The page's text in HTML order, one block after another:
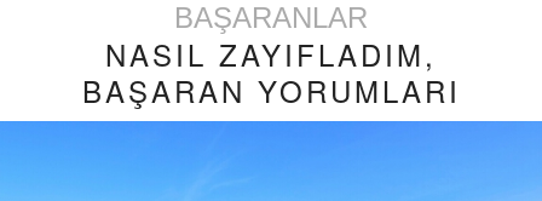
BAŞARANLAR
NASIL ZAYIFLADIM,
BAŞARAN YORUMLARI